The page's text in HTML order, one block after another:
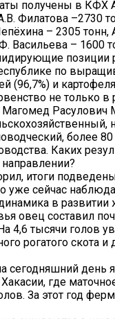
получены в КФХ
Филатова –2730
– 2305
Васильева – 1600
позиции
по
(96,7%) и
не только в
Расулович
более 80
Каких
итоги
уже сейчас
в развитии
овец составил
4,6 тысячи голов
рогатого скота и
сегодняшний день
где
За этот год